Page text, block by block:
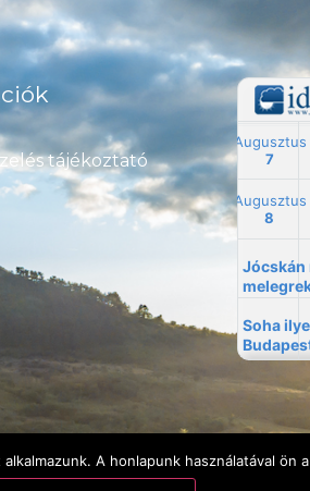
tájékoztató
A honlapunk használatával ön